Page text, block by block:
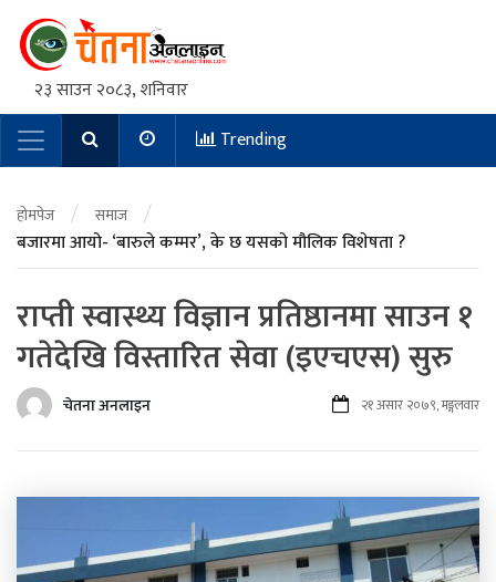
२३ साउन २०८३, शनिवार
Main NavigationTrending
होमपेज / समाज /
बजारमा आयो- ‘बारुले कम्मर’, के छ यसको मौलिक विशेषता ?
राप्ती स्वास्थ्य विज्ञान प्रतिष्ठानमा साउन १
गतेदेखि विस्तारित सेवा (इएचएस) सुरु
चेतना अनलाइन २१ असार २०७९, मङ्गलवार